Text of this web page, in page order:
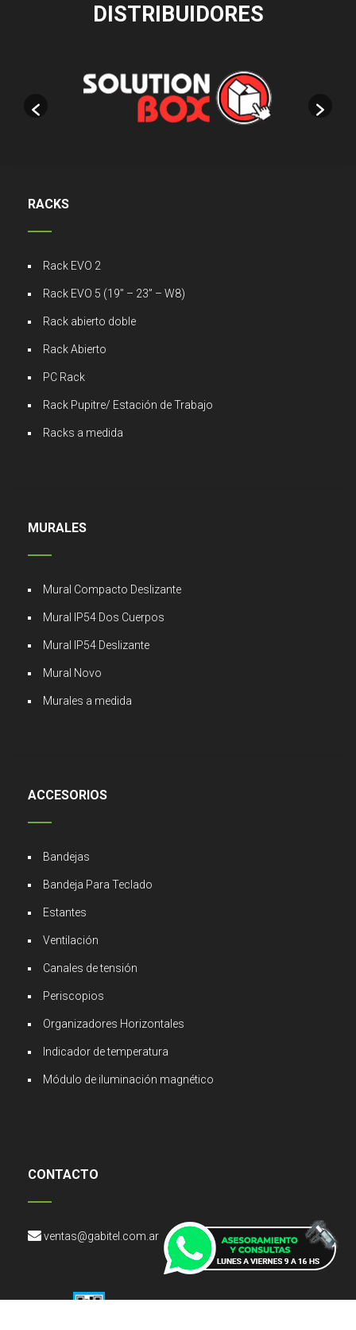
DISTRIBUIDORES
RACKS
Rack EVO 2
Rack EVO 5 (19” – 23” – W8)
Rack abierto doble
Rack Abierto
PC Rack
Rack Pupitre/ Estación de Trabajo
Racks a medida
MURALES
Mural Compacto Deslizante
Mural IP54 Dos Cuerpos
Mural IP54 Deslizante
Mural Novo
Murales a medida
ACCESORIOS
Bandejas
Bandeja Para Teclado
Estantes
Ventilación
Canales de tensión
Periscopios
Organizadores Horizontales
Indicador de temperatura
Módulo de iluminación magnético
CONTACTO
ventas@gabitel.com.ar